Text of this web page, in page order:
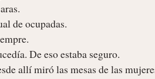
de ocupadas.
De eso estaba seguro.
allí miró las mesas de las